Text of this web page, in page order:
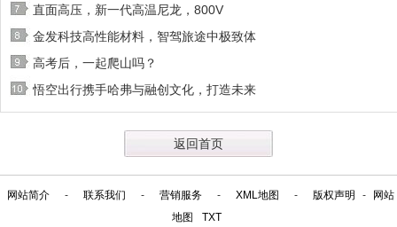
直面高压，新一代高温尼龙，800V
金发科技高性能材料，智驾旅途中极致体
高考后，一起爬山吗？
悟空出行携手哈弗与融创文化，打造未来
返回首页
网站简介 - 联系我们 - 营销服务 - XML地图 - 版权声明 -
网站
地图
TXT